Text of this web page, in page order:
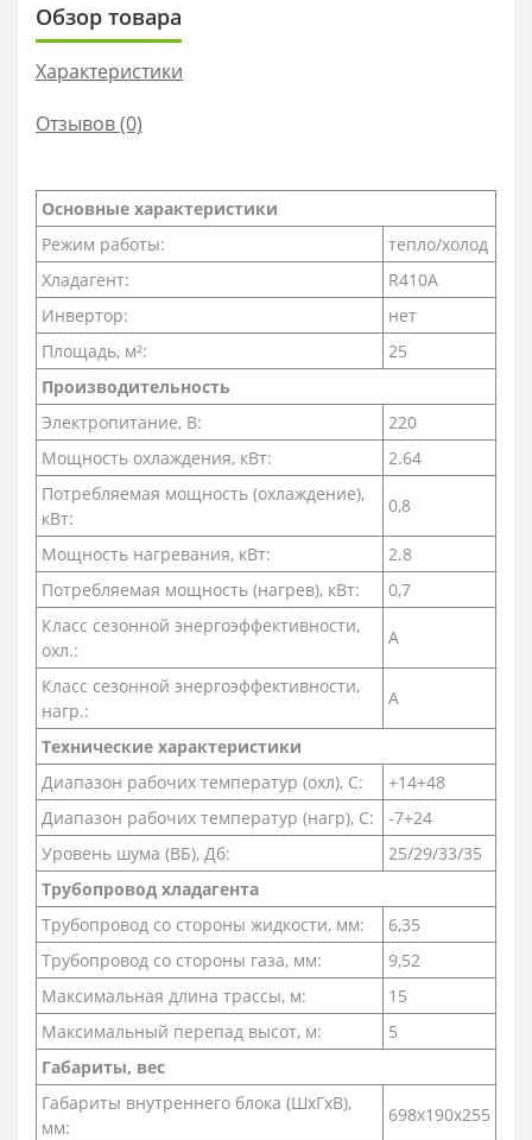
Обзор товара
Характеристики
Отзывов (0)
Основные характеристики
Режим работы:
тепло/холод
Хладагент:
R410A
Инвертор:
нет
Площадь, м²:
25
Производительность
Электропитание, В:
220
Мощность охлаждения, кВт:
2.64
Потребляемая мощность (охлаждение),
кВт:
0,8
Мощность нагревания, кВт:
2.8
Потребляемая мощность (нагрев), кВт:
0,7
Класс сезонной энергоэффективности,
охл.:
А
Класс сезонной энергоэффективности,
нагр.:
А
Технические характеристики
Диапазон рабочих температур (охл), С:
+14+48
Диапазон рабочих температур (нагр), С:
-7+24
Уровень шума (ВБ), Дб:
25/29/33/35
Трубопровод хладагента
Трубопровод со стороны жидкости, мм:
6,35
Трубопровод со стороны газа, мм:
9,52
Максимальная длина трассы, м:
15
Максимальный перепад высот, м:
5
Габариты, вес
Габариты внутреннего блока (ШхГхВ),
мм:
698х190х255